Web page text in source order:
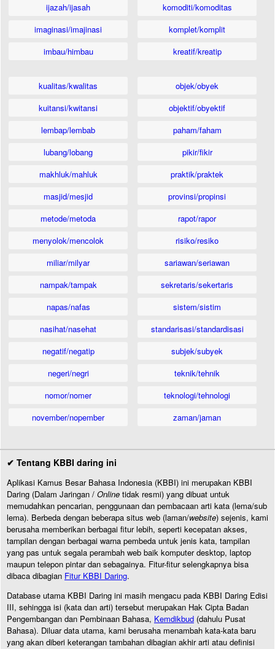
ijazah/ijasah
imaginasi/imajinasi
imbau/himbau
komoditi/komoditas
komplet/komplit
kreatif/kreatip
kualitas/kwalitas
kuitansi/kwitansi
lembap/lembab
lubang/lobang
makhluk/mahluk
masjid/mesjid
metode/metoda
menyolok/mencolok
miliar/milyar
nampak/tampak
napas/nafas
nasihat/nasehat
negatif/negatip
negeri/negri
nomor/nomer
november/nopember
objek/obyek
objektif/obyektif
paham/faham
pikir/fikir
praktik/praktek
provinsi/propinsi
rapot/rapor
risiko/resiko
sariawan/seriawan
sekretaris/sekertaris
sistem/sistim
standarisasi/standardisasi
subjek/subyek
teknik/tehnik
teknologi/tehnologi
zaman/jaman
✔ Tentang KBBI daring ini
Aplikasi Kamus Besar Bahasa Indonesia (KBBI) ini merupakan KBBI
Daring (Dalam Jaringan / Online tidak resmi) yang dibuat untuk
memudahkan pencarian, penggunaan dan pembacaan arti kata (lema/sub
lema). Berbeda dengan beberapa situs web (laman/website) sejenis, kami
berusaha memberikan berbagai fitur lebih, seperti kecepatan akses,
tampilan dengan berbagai warna pembeda untuk jenis kata, tampilan
yang pas untuk segala perambah web baik komputer desktop, laptop
maupun telepon pintar dan sebagainya. Fitur-fitur selengkapnya bisa
dibaca dibagian Fitur KBBI Daring.
Database utama KBBI Daring ini masih mengacu pada KBBI Daring Edisi
III, sehingga isi (kata dan arti) tersebut merupakan Hak Cipta Badan
Pengembangan dan Pembinaan Bahasa, Kemdikbud (dahulu Pusat
Bahasa). Diluar data utama, kami berusaha menambah kata-kata baru
yang akan diberi keterangan tambahan dibagian akhir arti atau definisi